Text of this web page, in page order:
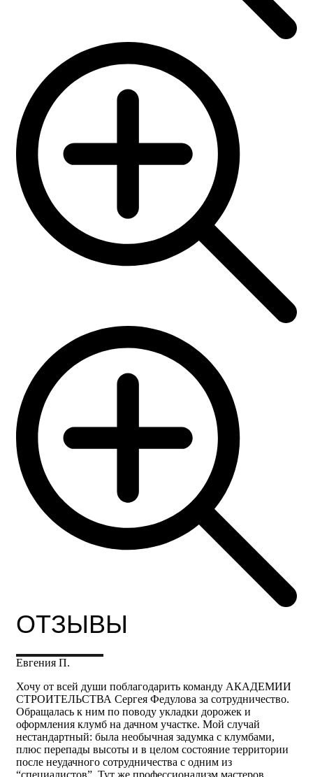
ОТЗЫВЫ
Евгения П.
Хочу от всей души поблагодарить команду АКАДЕМИИ
СТРОИТЕЛЬСТВА Сергея Федулова за сотрудничество.
Обращалась к ним по поводу укладки дорожек и
оформления клумб на дачном участке. Мой случай
нестандартный: была необычная задумка с клумбами,
плюс перепады высоты и в целом состояние территории
после неудачного сотрудничества с одним из
“специалистов”. Тут же профессионализм мастеров